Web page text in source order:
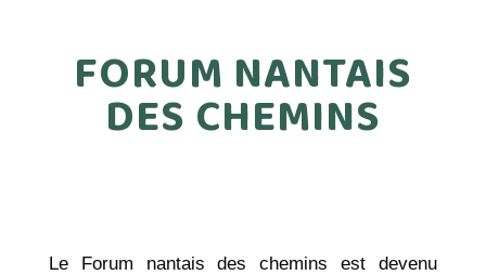
FORUM NANTAIS
DES CHEMINS
Le Forum nantais des chemins est devenu